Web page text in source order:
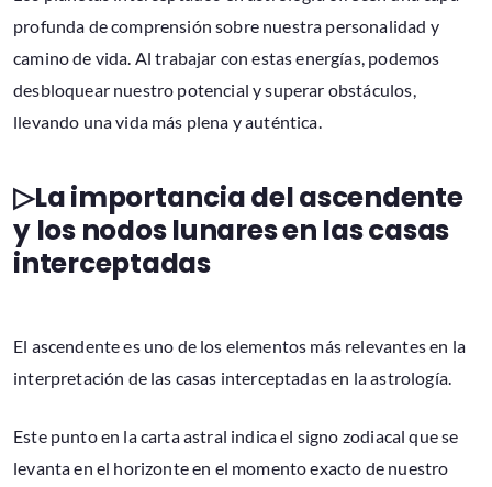
profunda de comprensión sobre nuestra personalidad y
camino de vida. Al trabajar con estas energías, podemos
desbloquear nuestro potencial y superar obstáculos,
llevando una vida más plena y auténtica.
▷La importancia del ascendente
y los nodos lunares en las casas
interceptadas
El ascendente es uno de los elementos más relevantes en la
interpretación de las casas interceptadas en la astrología.
Este punto en la carta astral indica el signo zodiacal que se
levanta en el horizonte en el momento exacto de nuestro